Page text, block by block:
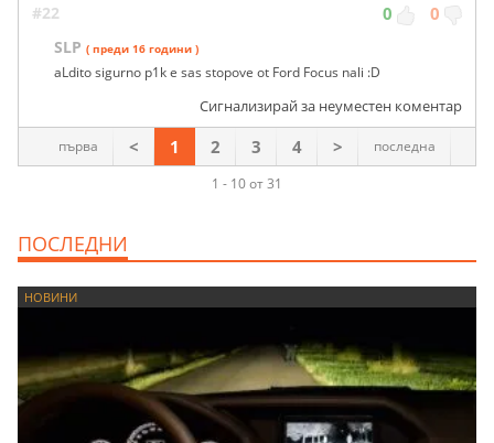
#22 0 0
SLP ( преди 16 години )
aLdito sigurno p1k e sas stopove ot Ford Focus nali :D
Сигнализирай за неуместен коментар
1 - 10 от 31
първа < 1 2 3 4 > последна
ПОСЛЕДНИ
НОВИНИ